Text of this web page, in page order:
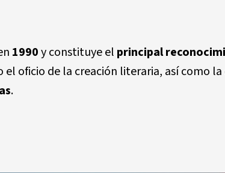
1990y constituye el principal
el oficio de la creación literaria, así como la
.